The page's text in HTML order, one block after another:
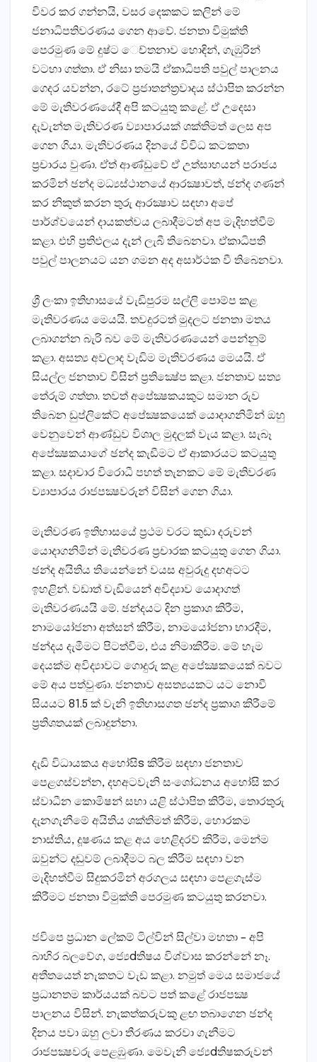
විවර කර ගන්නයි, වසර දෙකකට කලින් මේ
ජනාධිපතිවරණය ගෙන ආවේ. ජනතා විමුක්‌ති
පෙරමුණ මේ දුෂ්ට ෙච්තනාව හොඳින්, ගැඹුරින්
වටහා ගත්තා. ඒ නිසා තමයි ඒකාධිපති පවුල් පාලනය
ගෙදර යවන්න, රටේ ප්‍රජාතන්ත්‍රවාදය ස්‌ථාපිත කරන්න
මේ මැතිවරණයේදී අපි කටයුතු කළේ. ඒ උදෙසා
දැවැන්ත මැතිවරණ ව්‍යාපාරයක්‌ ශක්‌තිමත් ලෙස අප
ගෙන ගියා. මැතිවරණය දිනයේ විවිධ කටකතා
ප්‍රචාරය වුණා. ඒත් ආණ්‌ඩුවේ ඒ උත්සාහයන් පරාජය
කරමින් ඡන්ද මධ්‍යස්‌ථානයේ ආරක්‍ෂාවත්, ඡන්ද ගණන්
කර නිකුත් කරන තුරු ආරක්‍ෂාව සඳහා අපේ
පාර්ශ්වයෙන් දායකත්වය ලබාදීමටත් අප මැදිහත්වීම්
කළා. එහි ප්‍රතිඵලය දැන් ලැබී තිබෙනවා. ඒකාධිපති
පවුල් පාලනයට යන ගමන අද අසාර්ථක වී තිබෙනවා.
ශ්‍රී ලංකා ඉතිහාසයේ වැඩිපුරම සල්ලි පොම්ප කළ
මැතිවරණය මෙයයි. තවදුරටත් මුදලට ජනතා මතය
ලබාගන්න බැරි බව මේ මැතිවරණයෙන් පෙන්නුම්
කළා. අසත්‍ය අවලාද වැඩිම මැතිවරණය මෙයයි. ඒ
සියල්ල ජනතාව විසින් ප්‍රතික්‍ෂේප කළා. ජනතාව සත්‍ය
තේරුම් ගත්තා. තවත් අපේක්‍ෂකයකුට සමාන රුව
තිබෙන ඩුප්ලිකේට්‌ අපේක්‍ෂකයෙක්‌ යොදාගනිමින් ඔහු
වෙනුවෙන් ආණ්‌ඩුව විශාල මුදලක්‌ වැය කළා. සැබෑ
අපේක්‍ෂකයාගේ ඡන්ද කැඩීමට ඒ ආකාරයට කටයුතු
කළා. සදාචාර විරොධී පහත් තැනකට මේ මැතිවරණ
ව්‍යාපාරය රාජපක්‍ෂවරුන් විසින් ගෙන ගියා.
මැතිවරණ ඉතිහාසයේ ප්‍රථම වරට කුඩා දරුවන්
යොදාගනිමින් මැතිවරණ ප්‍රචාරක කටයුතු ගෙන ගියා.
ඡන්ද අයිතිය තියෙන්නේ වයස අවුරුදු දහඅටට
ඉහළින්. වඩාත් වැඩියෙන් අවිද්‍යාව යොදාගත්
මැතිවරණයයි මේ. ඡන්දයට දින ප්‍රකාශ කිරීම,
නාමයෝජනා අත්සන් කිරීම, නාමයෝජනා භාරදීම,
ඡන්දය දැමීමට පිටත්වීම, එය නිමාකිරීම. මේ හැම
දෙයක්‌ම අවිද්‍යාවට ගොදුරු කළ අපේක්‍ෂකයෙක්‌ බවට
මේ අය පත්වුණා. ජනතාව අසත්‍යයකට යට නොවී
සියයට 81.5 ක්‌ වැනි ඉතිහාසගත ඡන්ද ප්‍රකාශ කිරීමේ
ප්‍රතිශතයක්‌ ලබාදුන්නා.
දැඩි විධායකය අහෝසිs කිරීම සඳහා ජනතාව
පෙළගස්‌වන්න, දහඅටවැනි සංශෝධනය අහෝසි කර
ස්‌වාධීන කොමිෂන් සභා යළි ස්‌ථාපිත කිරීම, තොරතුරු
දැනගැනීමේ අයිතිය ශක්‌තිමත් කිරීම, හොරකම
නාස්‌තිය, දූෂණය කළ අය හෙළිදරව් කිරීම, මෙන්ම
ඔවුන්ට දඬුවම් ලබාදීමට බල කිරීම සඳහා වන
මැදිහත්වීම සිදුකරමින් අරගලය සඳහා පෙළගැස්‌ම
කිරීමට ජනතා විමුක්‌ති පෙරමුණ කටයුතු කරනවා.
ජවිපෙ ප්‍රධාන ලේකම් ටිල්වින් සිල්වා මහතා – අපි
බාහිර බලවේග, ජ්‍යෙdතිෂය විශ්වාස කරන්නේ නෑ.
අතීතයෙත් නැකතට වැඩ කළා. නමුත් මෙය සමාජයේ
ප්‍රධානතම කාර්යයක්‌ බවට පත් කළේ රාජපක්‍ෂ
පාලනය විසින්. නැකත්කරුවකු ළඟ තබාගෙන ඡන්ද
දිනය පවා ඔහු ලවා තීරණය කරවා ගැනීමට
රාජපක්‍ෂවරු පෙළඹුණා. මෙවැනි ජ්‍යෙdතිෂකරුවන්